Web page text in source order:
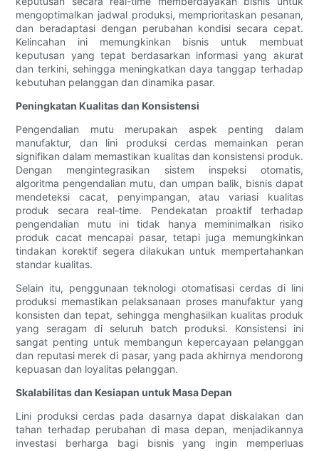
mengoptimalkan jadwal produksi, memprioritaskan pesanan,
dan beradaptasi dengan perubahan kondisi secara cepat.
Kelincahan ini memungkinkan bisnis untuk membuat
keputusan yang tepat berdasarkan informasi yang akurat
dan terkini, sehingga meningkatkan daya tanggap terhadap
kebutuhan pelanggan dan dinamika pasar.
Peningkatan Kualitas dan Konsistensi
Pengendalian mutu merupakan aspek penting dalam
manufaktur, dan lini produksi cerdas memainkan peran
signifikan dalam memastikan kualitas dan konsistensi produk.
Dengan mengintegrasikan sistem inspeksi otomatis,
algoritma pengendalian mutu, dan umpan balik, bisnis dapat
mendeteksi cacat, penyimpangan, atau variasi kualitas
produk secara real-time. Pendekatan proaktif terhadap
pengendalian mutu ini tidak hanya meminimalkan risiko
produk cacat mencapai pasar, tetapi juga memungkinkan
tindakan korektif segera dilakukan untuk mempertahankan
standar kualitas.
Selain itu, penggunaan teknologi otomatisasi cerdas di lini
produksi memastikan pelaksanaan proses manufaktur yang
konsisten dan tepat, sehingga menghasilkan kualitas produk
yang seragam di seluruh batch produksi. Konsistensi ini
sangat penting untuk membangun kepercayaan pelanggan
dan reputasi merek di pasar, yang pada akhirnya mendorong
kepuasan dan loyalitas pelanggan.
Skalabilitas dan Kesiapan untuk Masa Depan
Lini produksi cerdas pada dasarnya dapat diskalakan dan
tahan terhadap perubahan di masa depan, menjadikannya
investasi berharga bagi bisnis yang ingin memperluas